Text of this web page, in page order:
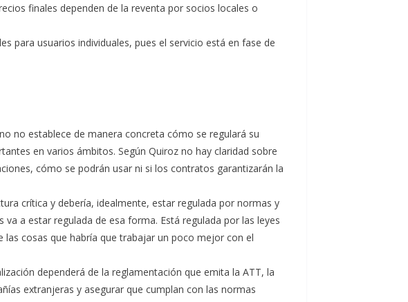
finales dependen de la reventa por socios locales o
para usuarios individuales, pues el servicio está en fase de
no establece de manera concreta cómo se regulará su
en varios ámbitos. Según Quiroz no hay claridad sobre
cómo se podrán usar ni si los contratos garantizarán la
crítica y debería, idealmente, estar regulada por normas y
a estar regulada de esa forma. Está regulada por las leyes
las cosas que habría que trabajar un poco mejor con el
dependerá de la reglamentación que emita la ATT, la
extranjeras y asegurar que cumplan con las normas